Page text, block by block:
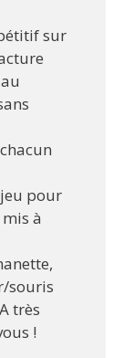
sur
pour
à
souris
très
!